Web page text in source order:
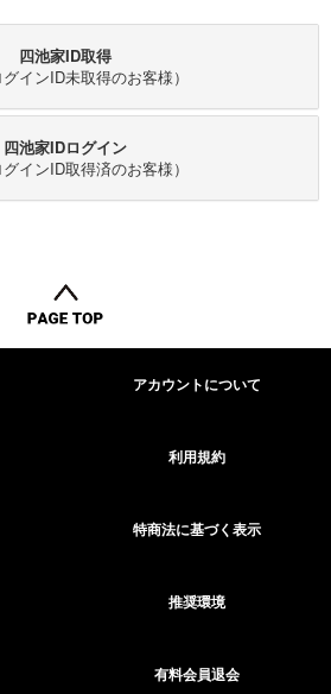
四池家ID取得
グインID未取得のお客様）
四池家IDログイン
グインID取得済のお客様）
アカウントについて
利用規約
特商法に基づく表示
推奨環境
有料会員退会